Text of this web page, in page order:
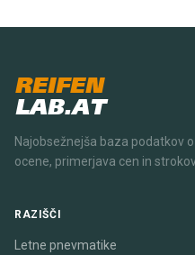
REIFEN
LAB.AT
Najobsežnejša baza podatkov
ocene, primerjava cen in
RAZIŠČI
Letne pnevmatike